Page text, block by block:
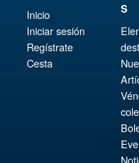
Inicio
Iniciar sesión
Regístrate
Cesta
S